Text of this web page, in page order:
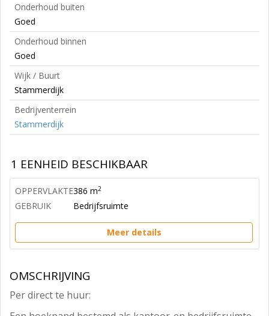
Onderhoud buiten
Goed
Onderhoud binnen
Goed
Wijk / Buurt
Stammerdijk
Bedrijventerrein
Stammerdijk
1 EENHEID BESCHIKBAAR
OPPERVLAKTE386 m2
GEBRUIK Bedrijfsruimte
Meer details
OMSCHRIJVING
Per direct te huur: